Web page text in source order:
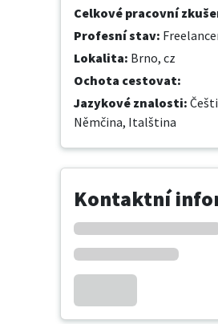
Celkové pracovní
Profesní stav:
Lokalita: Brno, cz
Ochota cestovat:
Jazykové znalosti:
Němčina, Italština
Kontaktní